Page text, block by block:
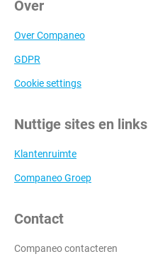
Over
Over Companeo
GDPR
Cookie settings
Nuttige sites en links
Klantenruimte
Companeo Groep
Contact
Companeo contacteren